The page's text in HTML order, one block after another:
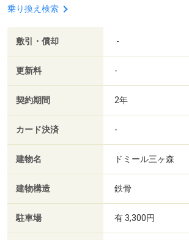
乗り換え検索
敷引・償却 -
更新料 -
契約期間 2年
カード決済 -
建物名 ドミール三ヶ森
建物構造 鉄骨
駐車場 有 3,300円